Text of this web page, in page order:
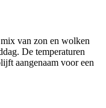
van zon en wolken
De temperaturen
aangenaam voor een